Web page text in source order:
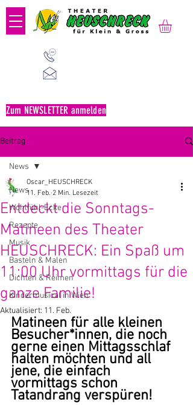
Zum NEWSLETTER anmelden
Beitrag
News
Wohlfühl-Ecke
Rezepte
Musik
Basteln & Malen
Dichten & Reimen
Kindermusical in Wien
News
Entdeckt die Sonntags-
Matineen des Theater
HEUSCHRECK: Ein Spaß um
11:00 Uhr vormittags für die
ganze Familie!
Oscar_HEUSCHRECK
11. Feb. 2 Min. Lesezeit
Aktualisiert: 11. Feb.
Matineen für alle kleinen
Besucher*innen, die noch
gerne einen Mittagsschlaf
halten möchten und all
jene, die einfach
vormittags schon
Tatandrang verspüren!